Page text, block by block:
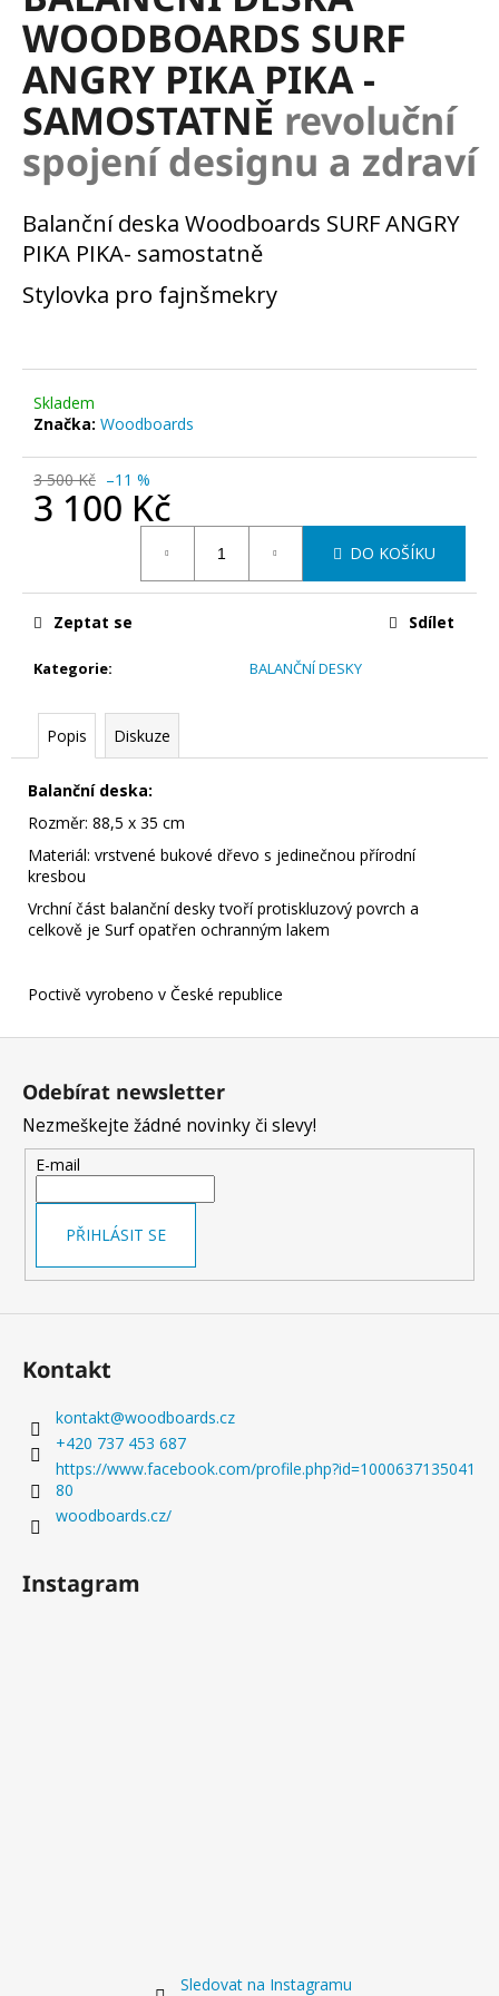
0,0
z
5
hvězdiček.
WOODBOARDS SURF
ANGRY PIKA PIKA -
SAMOSTATNĚ revoluční
spojení designu a zdraví
Balanční deska Woodboards SURF ANGRY
PIKA PIKA- samostatně
Stylovka pro fajnšmekry
Skladem
Značka: Woodboards
3 500 Kč –11 %
3 100 Kč
DO KOŠÍKU
Kategorie: BALANČNÍ DESKY
Zeptat se Sdílet
Popis Diskuze
Balanční deska:
Rozměr: 88,5 x 35 cm
Materiál: vrstvené bukové dřevo s jedinečnou přírodní
kresbou
Vrchní část balanční desky tvoří protiskluzový povrch a
celkově je Surf opatřen ochranným lakem
Poctivě vyrobeno v České republice
a
j
í
t
?
HLEDAT
p
o
r
u
u
m
e
BALANČNÍ
DESKA
SURF
PRO
KAMENY
STAPELSTEIN
3
KAMENY
STAPELSTEIN
NOVÝ
ZPŮSOB
DĚTI
ZNOVU
4
450
Kč
Z
Odebírat newsletter
Nezmeškejte žádné novinky či slevy!
E-mail
PŘIHLÁSIT SE
Kontakt
kontakt@woodboards.cz
+420 737 453 687
https://www.facebook.com/profile.php?id=1000637135041
80
woodboards.cz/
Instagram
Sledovat na Instagramu